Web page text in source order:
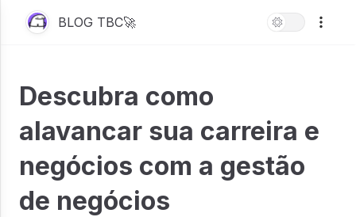
BLOG TBC🚀
Descubra como
alavancar sua carreira e
negócios com a gestão
de negócios